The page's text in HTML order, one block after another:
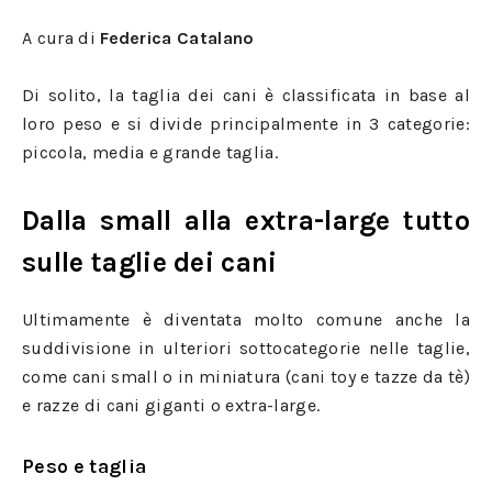
A cura di Federica Catalano
Di solito, la taglia dei cani è classificata in base al
loro peso e si divide principalmente in 3 categorie:
piccola, media e grande taglia.
Dalla small alla extra-large tutto
sulle taglie dei cani
Ultimamente è diventata molto comune anche la
suddivisione in ulteriori sottocategorie nelle taglie,
come cani small o in miniatura (cani toy e tazze da tè)
e razze di cani giganti o extra-large.
Peso e taglia